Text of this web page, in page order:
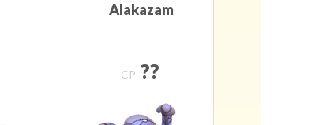
Alakazam
CP ??